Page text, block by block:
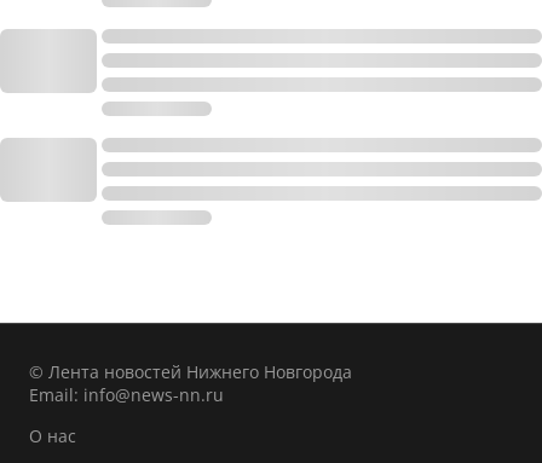
© Лента новостей Нижнего Новгорода
Email: info@news-nn.ru
О нас